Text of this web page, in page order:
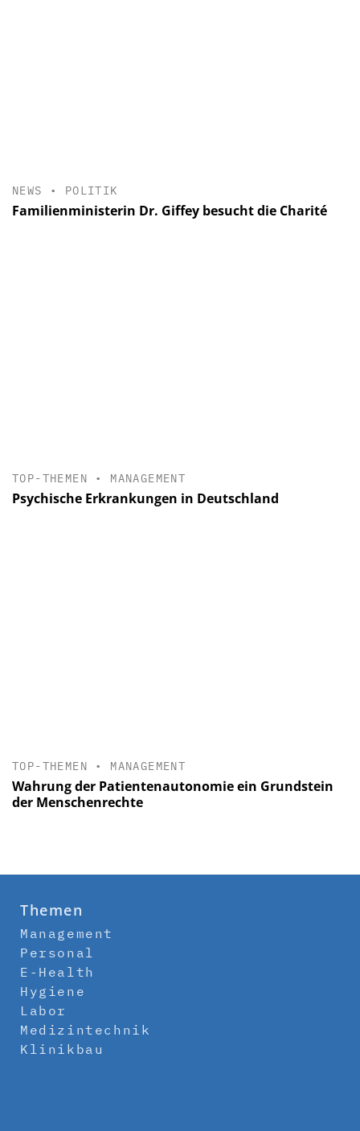
NEWS • POLITIK
Familienministerin Dr. Giffey besucht die Charité
TOP-THEMEN • MANAGEMENT
Psychische Erkrankungen in Deutschland
TOP-THEMEN • MANAGEMENT
Wahrung der Patientenautonomie ein Grundstein
der Menschenrechte
Themen
Management
Personal
E-Health
Hygiene
Labor
Medizintechnik
Klinikbau